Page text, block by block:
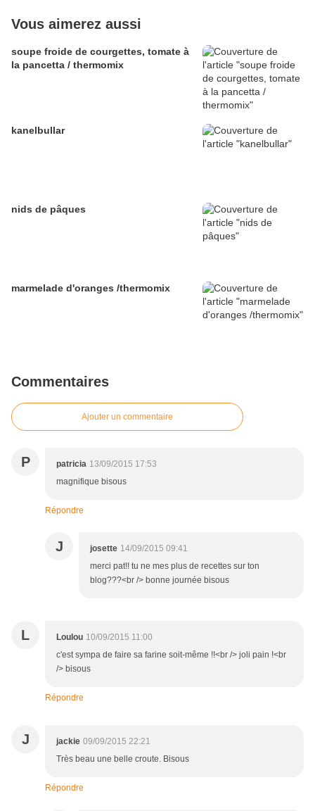
Vous aimerez aussi
soupe froide de courgettes, tomate à
la pancetta / thermomix
kanelbullar
nids de pâques
marmelade d'oranges /thermomix
Commentaires
Ajouter un commentaire
P patricia 13/09/2015 17:53
magnifique bisous
Répondre
J josette 14/09/2015 09:41
merci pat!! tu ne mes plus de recettes sur ton
blog???<br /> bonne journée bisous
L Loulou 10/09/2015 11:00
c'est sympa de faire sa farine soit-même !!<br /> joli pain !<br
/> bisous
Répondre
J jackie 09/09/2015 22:21
Très beau une belle croute. Bisous
Répondre